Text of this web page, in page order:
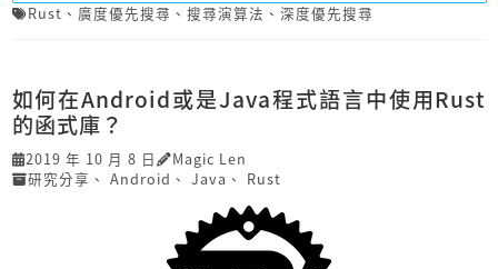
Rust 、 廣度優先搜尋 、 搜尋演算法 、 深度優先搜尋
如何在Android或是Java程式語言中使用Rust
的函式庫？
2019 年 10 月 8 日
Magic Len
研究分享 、 Android 、 Java 、 Rust